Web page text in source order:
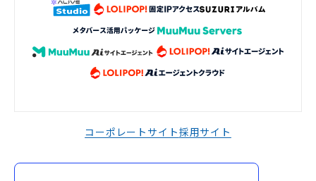
コーポレートサイト採用サイト